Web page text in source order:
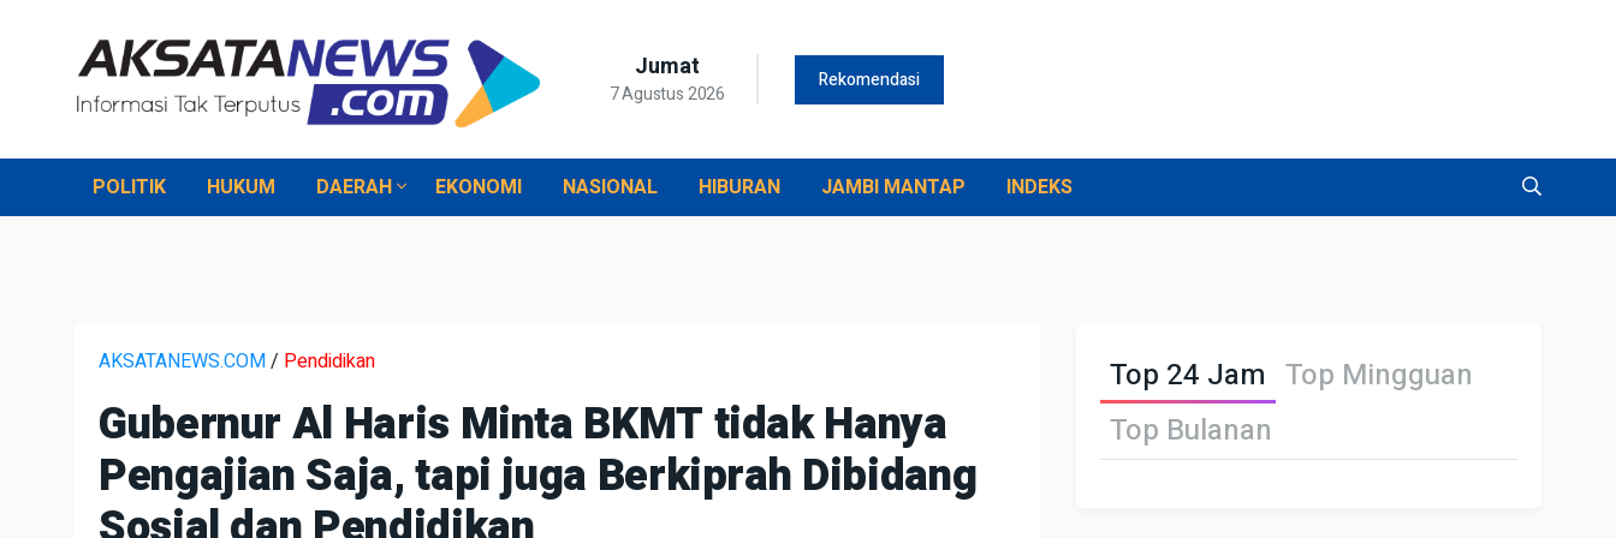
Jumat
7 Agustus 2026
Rekomendasi
POLITIK HUKUM DAERAH EKONOMI NASIONAL HIBURAN JAMBI MANTAP INDEKS
AKSATANEWS.COM/ Pendidikan
Gubernur Al Haris Minta BKMT tidak Hanya
Pengajian Saja, tapi juga Berkiprah Dibidang
Top 24 Jam Top Mingguan
Top Bulanan